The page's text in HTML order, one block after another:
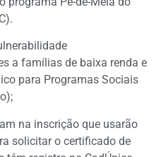
a famílias de baixa renda e
para Programas Sociais
na inscrição que usarão
solicitar o certificado de